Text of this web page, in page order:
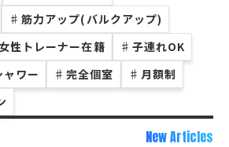
♯ 筋力アップ(バルクアップ)
女性トレーナー在籍 ♯ 子連れOK
ャワー ♯ 完全個室 ♯ 月額制
New Articles